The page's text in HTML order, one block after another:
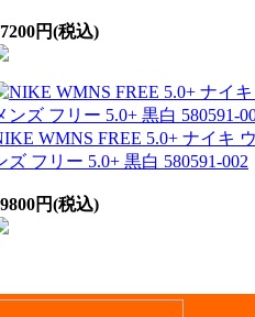
7200円(税込)
WMNS FREE 5.0+ ナイキ
ズ フリー 5.0+ 黒白 580591-002
9800円(税込)